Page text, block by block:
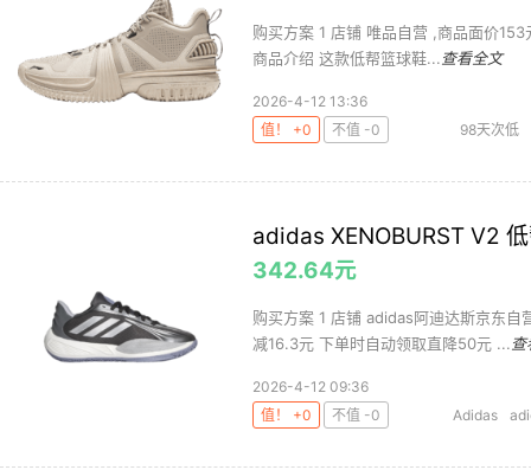
购买方案 1 店铺 唯品自营 ,商品面价
商品介绍 这款低帮篮球鞋... 查看全文
2026-4-12 13:36
值！ +0
不值 -0
98天次低
adidas XENOBURST V2
342.64元
购买方案 1 店铺 adidas阿迪达斯京东
减16.3元 下单时自动领取直降50元 ...
2026-4-12 09:36
值！ +0
不值 -0 Adidas